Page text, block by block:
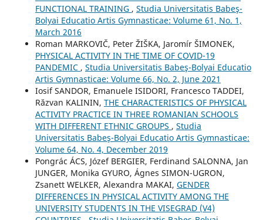
FUNCTIONAL TRAINING , Studia Universitatis Babeş-
Bolyai Educatio Artis Gymnasticae: Volume 61, No. 1,
March 2016
Roman MARKOVIČ, Peter ŽIŠKA, Jaromír ŠIMONEK,
PHYSICAL ACTIVITY IN THE TIME OF COVID-19
PANDEMIC , Studia Universitatis Babeş-Bolyai Educatio
Artis Gymnasticae: Volume 66, No. 2, June 2021
Iosif SANDOR, Emanuele ISIDORI, Francesco TADDEI,
Răzvan KALININ, THE CHARACTERISTICS OF PHYSICAL
ACTIVITY PRACTICE IN THREE ROMANIAN SCHOOLS
WITH DIFFERENT ETHNIC GROUPS , Studia
Universitatis Babeş-Bolyai Educatio Artis Gymnasticae:
Volume 64, No. 4, December 2019
Pongrác ÁCS, Józef BERGIER, Ferdinand SALONNA, Jan
JUNGER, Monika GYURO, Ágnes SIMON-UGRON,
Zsanett WELKER, Alexandra MAKAI, GENDER
DIFFERENCES IN PHYSICAL ACTIVITY AMONG THE
UNIVERSITY STUDENTS IN THE VISEGRAD (V4)